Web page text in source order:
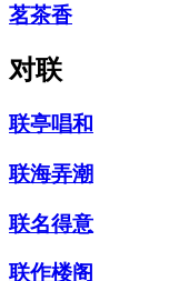
茗茶香
对联
联亭唱和
联海弄潮
联名得意
联作楼阁